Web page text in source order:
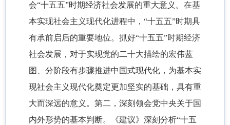
会“十五五”时期经济社会发展的重大意义。在基
本实现社会主义现代化进程中，“十五五”时期具
有承前启后的重要地位。抓好“十五五”时期经济
社会发展，对于实现党的二十大描绘的宏伟蓝
图、分阶段有步骤推进中国式现代化，为基本实
现社会主义现代化奠定更加坚实的基础，具有重
大而深远的意义。第二，深刻领会党中央关于国
内外形势的基本判断。《建议》深刻分析“十五